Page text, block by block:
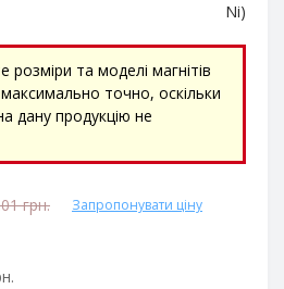
Ni)
розміри та моделі магнітів
точно, оскільки
дану продукцію не
грн. Запропонувати ціну